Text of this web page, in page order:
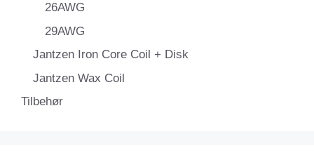
26AWG
29AWG
Jantzen Iron Core Coil + Disk
Jantzen Wax Coil
Tilbehør